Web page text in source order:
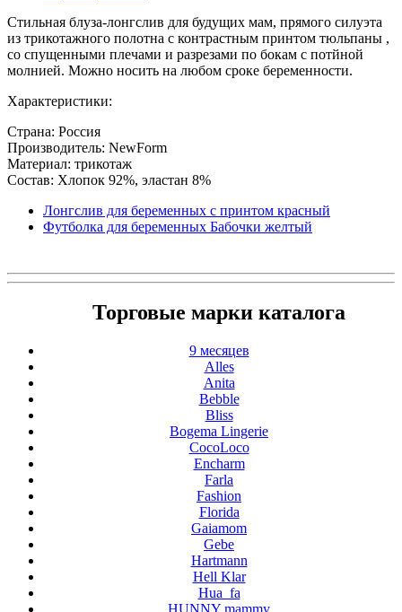
Стильная блуза-лонгслив для будущих мам, прямого силуэта
из трикотажного полотна с контрастным принтом тюльпаны ,
со спущенными плечами и разрезами по бокам с потйной
молнией. Можно носить на любом сроке беременности.
Характеристики:
Страна: Россия
Производитель: NewForm
Материал: трикотаж
Состав: Хлопок 92%, эластан 8%
Лонгслив для беременных с принтом красный
Футболка для беременных Бабочки желтый
Торговые марки каталога
9 месяцев
Alles
Anita
Bebble
Bliss
Bogema Lingerie
CocoLoco
Encharm
Farla
Fashion
Florida
Gaiamom
Gebe
Hartmann
Hell Klar
Hua_fa